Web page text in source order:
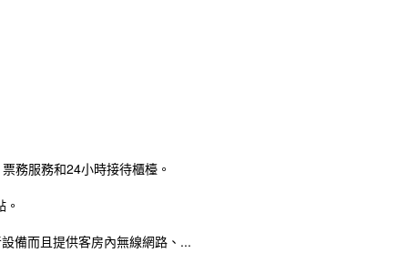
務服務和24小時接待櫃檯。
備而且提供客房內無線網路、...